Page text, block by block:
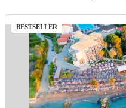
BESTSELLER